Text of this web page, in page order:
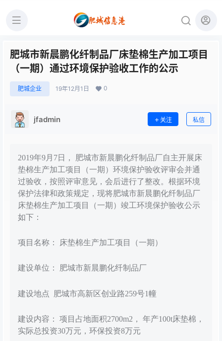
肥城市新晨鹏化纤制品厂床垫棉生产加工项目
（一期）通过环境保护验收工作的公示
肥城企业 19年12月1日 0
jfadmin 关注 私信
2019年9月7日， 肥城市新晨鹏化纤制品厂自主开展床
垫棉生产加工项目（一期）环境保护验收评审会并通
过验收，按照评审意见，会后进行了整改。根据环境
保护法律和政策规定，现将肥城市新晨鹏化纤制品厂
床垫棉生产加工项目（一期）竣工环境保护验收公示
如下：
项目名称： 床垫棉生产加工项目（一期）
建设单位： 肥城市新晨鹏化纤制品厂
建设地点 肥城市高新区创业路259号1幢
建设内容： 项目占地面积2700m2， 年产100t床垫棉，
实际总投资30万元，环保投资8万元